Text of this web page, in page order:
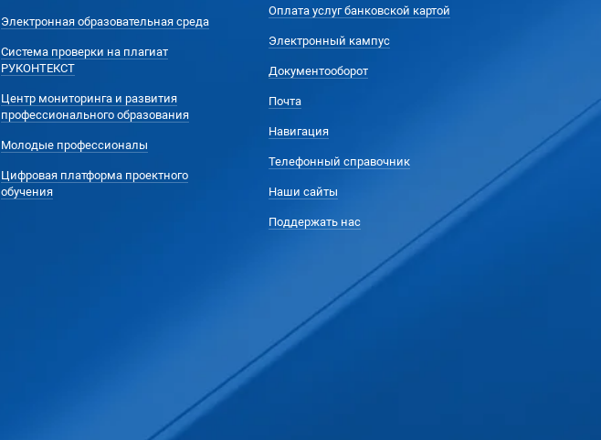
Электронная образовательная среда
Система проверки на плагиат
РУКОНТЕКСТ
Центр мониторинга и развития
профессионального образования
Молодые профессионалы
Цифровая платформа проектного
обучения
Оплата услуг банковской картой
Электронный кампус
Документооборот
Почта
Навигация
Телефонный справочник
Наши сайты
Поддержать нас